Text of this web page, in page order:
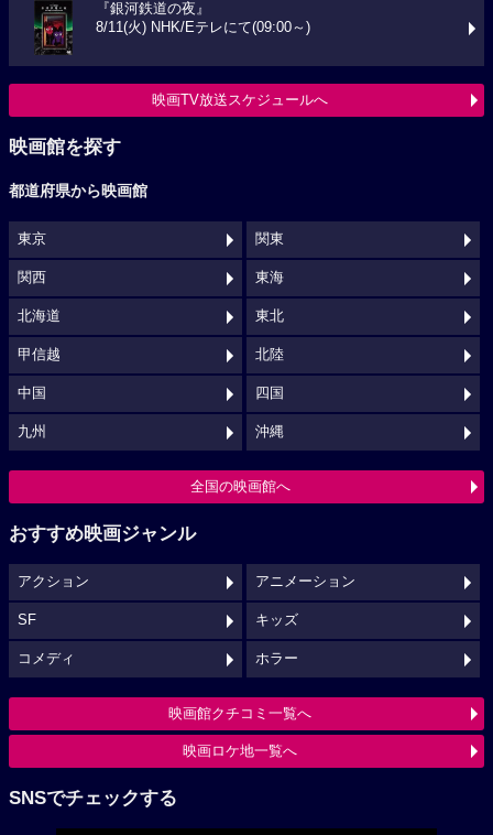
『銀河鉄道の夜』
8/11(火) NHK/Eテレにて(09:00～)
映画TV放送スケジュールへ
映画館を探す
都道府県から映画館
東京 関東
関西 東海
北海道 東北
甲信越 北陸
中国 四国
九州 沖縄
全国の映画館へ
おすすめ映画ジャンル
アクション アニメーション
SF キッズ
コメディ ホラー
映画館クチコミ一覧へ
映画ロケ地一覧へ
SNSでチェックする